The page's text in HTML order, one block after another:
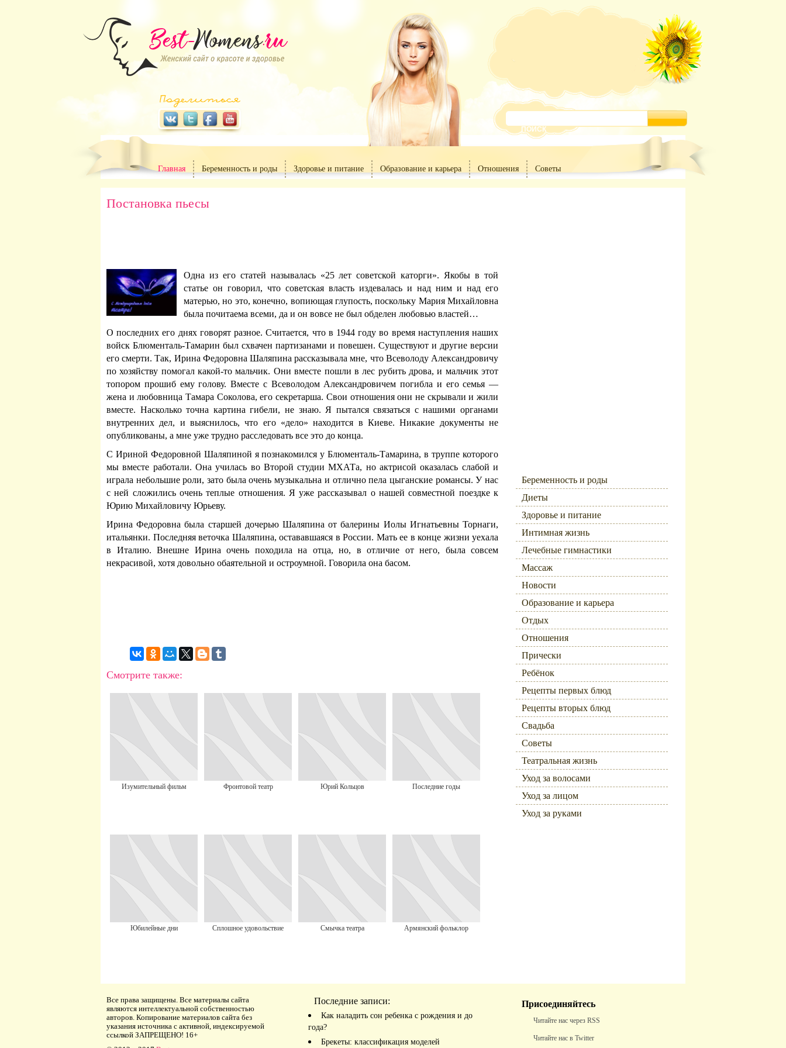
Главная Беременность и роды Здоровье и питание Образование и карьера Отношения Советы
Постановка пьесы
Одна из его статей называлась «25 лет советской каторги». Якобы в той
статье он говорил, что советская власть издевалась и над ним и над его
матерью, но это, конечно, вопиющая глупость, поскольку Мария Михайловна
была почитаема всеми, да и он вовсе не был обделен любовью властей…
О последних его днях говорят разное. Считается, что в 1944 году во время наступления наших
войск Блюменталь-Тамарин был схвачен партизанами и повешен. Существуют и другие версии
его смерти. Так, Ирина Федоровна Шаляпина рассказывала мне, что Всеволоду Александровичу
по хозяйству помогал какой-то мальчик. Они вместе пошли в лес рубить дрова, и мальчик этот
топором прошиб ему голову. Вместе с Всеволодом Александровичем погибла и его семья —
жена и любовница Тамара Соколова, его секретарша. Свои отношения они не скрывали и жили
вместе. Насколько точна картина гибели, не знаю. Я пытался связаться с нашими органами
внутренних дел, и выяснилось, что его «дело» находится в Киеве. Никакие документы не
опубликованы, а мне уже трудно расследовать все это до конца.
С Ириной Федоровной Шаляпиной я познакомился у Блюменталь-Тамарина, в труппе которого
мы вместе работали. Она училась во Второй студии МХАТа, но актрисой оказалась слабой и
играла небольшие роли, зато была очень музыкальна и отлично пела цыганские романсы. У нас
с ней сложились очень теплые отношения. Я уже рассказывал о нашей совместной поездке к
Юрию Михайловичу Юрьеву.
Ирина Федоровна была старшей дочерью Шаляпина от балерины Иолы Игнатьевны Торнаги,
итальянки. Последняя веточка Шаляпина, остававшаяся в России. Мать ее в конце жизни уехала
в Италию. Внешне Ирина очень походила на отца, но, в отличие от него, была совсем
некрасивой, хотя довольно обаятельной и остроумной. Говорила она басом.
Смотрите также:
Изумительный фильм Фронтовой театр Юрий Кольцов Последние годы
Юбилейные дни Сплошное удовольствие Смычка театра Армянский фольклор
Беременность и роды
Диеты
Здоровье и питание
Интимная жизнь
Лечебные гимнастики
Массаж
Новости
Образование и карьера
Отдых
Отношения
Прически
Ребёнок
Рецепты первых блюд
Рецепты вторых блюд
Свадьба
Советы
Театральная жизнь
Уход за волосами
Уход за лицом
Уход за руками
Все права защищены. Все материалы сайта
являются интеллектуальной собственностью
авторов. Копирование материалов сайта без
указания источника с активной, индексируемой
ссылкой ЗАПРЕЩЕНО! 16+
Последние записи:
Как наладить сон ребенка с рождения и до
года?
Брекеты: классификация моделей
Присоединяйтесь
Читайте нас через RSS
Читайте нас в Twitter